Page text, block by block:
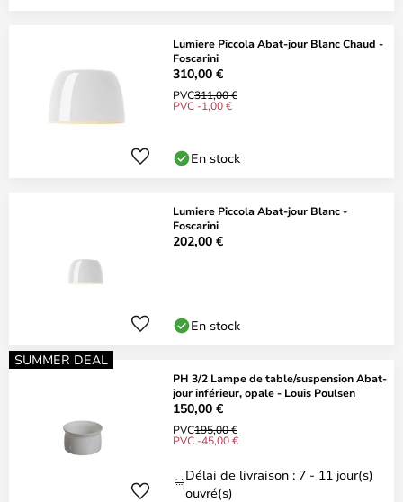
Lumiere Piccola Abat-jour Blanc Chaud -
Foscarini
310,00 €
PVC311,00 €
PVC -1,00 €
En stock
Lumiere Piccola Abat-jour Blanc -
Foscarini
202,00 €
En stock
SUMMER DEAL
PH 3/2 Lampe de table/suspension Abat-
jour inférieur, opale - Louis Poulsen
150,00 €
PVC195,00 €
PVC -45,00 €
Délai de livraison : 7 - 11 jour(s)
ouvré(s)